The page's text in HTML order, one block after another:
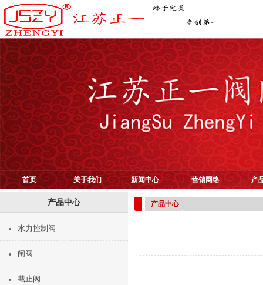
首页 关于我们 新闻中心 营销网络 产
产品中心
水力控制阀
闸阀
截止阀
产品中心